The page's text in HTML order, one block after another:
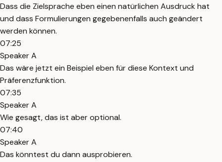
Dass die Zielsprache eben einen natürlichen Ausdruck hat
und dass Formulierungen gegebenenfalls auch geändert
werden können.
07:25
Speaker A
Das wäre jetzt ein Beispiel eben für diese Kontext und
Präferenzfunktion.
07:35
Speaker A
Wie gesagt, das ist aber optional.
07:40
Speaker A
Das könntest du dann ausprobieren.